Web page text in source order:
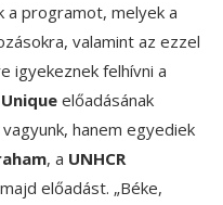
a programot, melyek a
valamint az ezzel
igyekeznek felhívni a
előadásának
hanem egyediek
, a UNHCR
előadást. „Béke,